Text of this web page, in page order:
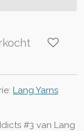
Lang Yarns
#3 van Lang